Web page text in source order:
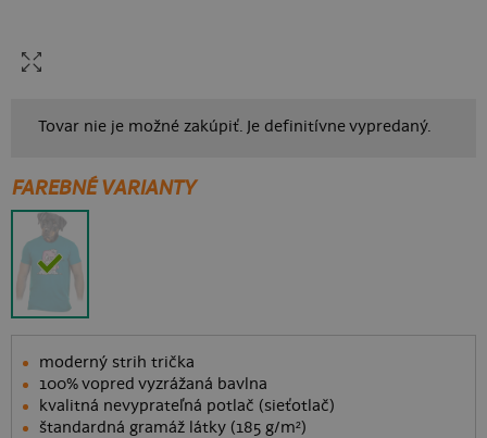
Tovar nie je možné zakúpiť. Je definitívne vypredaný.
FAREBNÉ VARIANTY
moderný strih trička
100% vopred vyzrážaná bavlna
kvalitná nevyprateľná potlač (sieťotlač)
štandardná gramáž látky (185 g/m²)